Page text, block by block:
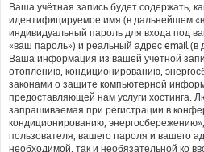
Ваша учётная запись будет содержать,
идентифицируемое имя (в дальнейшем
индивидуальный пароль для входа под
«ваш пароль») и реальный адрес email
Ваша информация из вашей учётной
отоплению, кондиционированию,
законами о защите компьютерной
предоставляющей нам услуги хостинга.
запрашиваемая при регистрации в
кондиционированию,
пользователя, вашего пароля и вашего
необходимой, так и необязательной ко